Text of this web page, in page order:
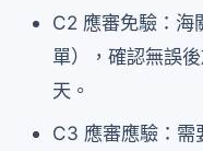
C2 應審免驗：海
單），確認無誤
天。
C3 應審應驗：需